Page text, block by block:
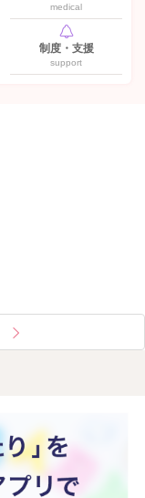
medical
制度・支援
support